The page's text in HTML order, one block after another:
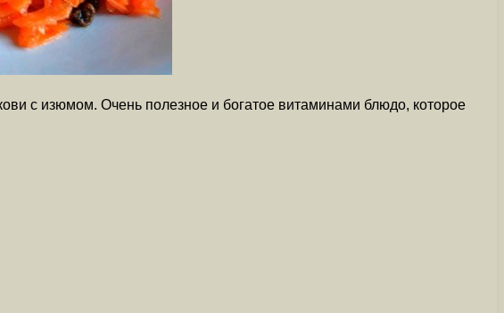
с изюмом. Очень полезное и богатое витаминами блюдо, которое